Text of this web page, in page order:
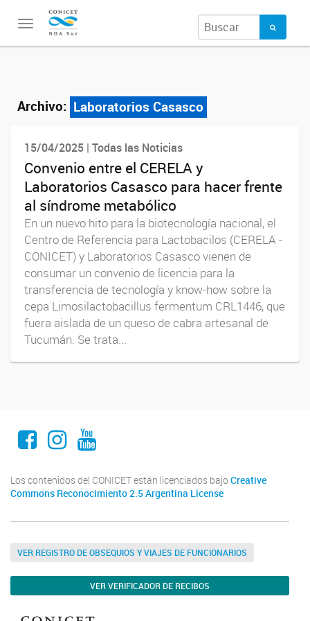
Toggle
navigation
Archivo: Laboratorios Casasco
15/04/2025 | Todas las Noticias
Convenio entre el CERELA y
Laboratorios Casasco para hacer frente
al síndrome metabólico
En un nuevo hito para la biotecnología nacional, el
Centro de Referencia para Lactobacilos (CERELA -
CONICET) y Laboratorios Casasco vienen de
consumar un convenio de licencia para la
transferencia de tecnología y know-how sobre la
cepa Limosilactobacillus fermentum CRL1446, que
fuera aislada de un queso de cabra artesanal de
Tucumán. Se trata...
Facebook
Instagram
Youtube
Los contenidos del CONICET están licenciados bajo Creative
Commons Reconocimiento 2.5 Argentina License
VER REGISTRO DE OBSEQUIOS Y VIAJES DE FUNCIONARIOS
VER VERIFICADOR DE RECIBOS